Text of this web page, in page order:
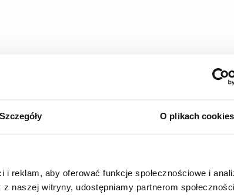
Szczegóły O plikach cookies
reklam, aby oferować funkcje społecznościowe i
naszej witryny, udostępniamy partnerom